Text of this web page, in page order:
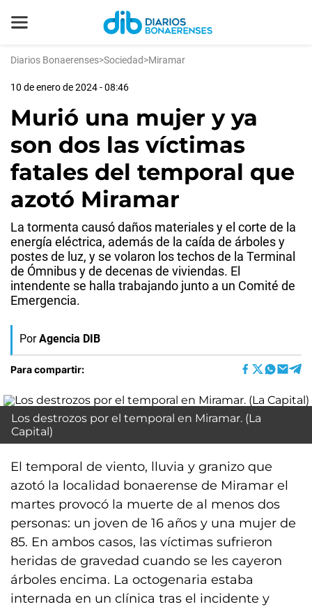
Diarios Bonaerenses>Sociedad>Miramar
10 de enero de 2024 - 08:46
Murió una mujer y ya
son dos las víctimas
fatales del temporal que
azotó Miramar
La tormenta causó daños materiales y el corte de la
energía eléctrica, además de la caída de árboles y
postes de luz, y se volaron los techos de la Terminal
de Ómnibus y de decenas de viviendas. El
intendente se halla trabajando junto a un Comité de
Emergencia.
Por Agencia DIB
Para compartir:
Los destrozos por el temporal en Miramar. (La
Capital)
El temporal de viento, lluvia y granizo que
azotó la localidad bonaerense de Miramar el
martes provocó la muerte de al menos dos
personas: un joven de 16 años y una mujer de
85. En ambos casos, las víctimas sufrieron
heridas de gravedad cuando se les cayeron
árboles encima. La octogenaria estaba
internada en un clínica tras el incidente y